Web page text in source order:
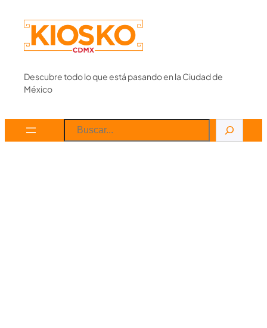
content
Descubre todo lo que está pasando en la Ciudad de
México
Search